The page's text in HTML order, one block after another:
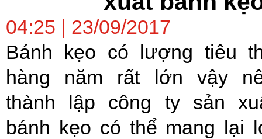
04:25 | 23/09/2017
Bánh kẹo có lượng tiêu
hàng năm rất lớn vậy
thành lập công ty sản
bánh kẹo có thể mang lại